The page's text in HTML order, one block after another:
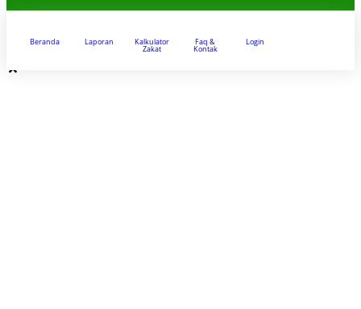
Beranda Laporan Kalkulator
Zakat
Faq &
Kontak
Login